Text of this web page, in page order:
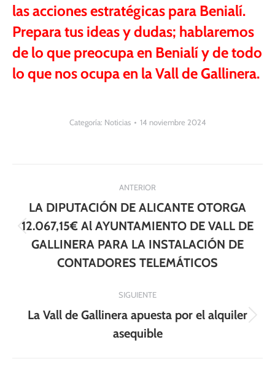
las acciones estratégicas para Benialí.
Prepara tus ideas y dudas; hablaremos
de lo que preocupa en Benialí y de todo
lo que nos ocupa en la Vall de Gallinera.
Categoría: Noticias 14 noviembre 2024
entre
publicaciones
ANTERIOR
Publicación
anterior:
LA DIPUTACIÓN DE ALICANTE OTORGA
12.067,15€ Al AYUNTAMIENTO DE VALL DE
GALLINERA PARA LA INSTALACIÓN DE
CONTADORES TELEMÁTICOS
SIGUIENTE
Publicación
siguiente:
La Vall de Gallinera apuesta por el alquiler
asequible